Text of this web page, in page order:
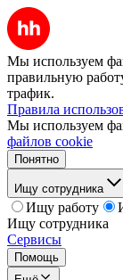
Мы используем
правильную
трафик.
Правила
Мы используем
файлов cookie
Понятно
Ищу сотрудника
Ищу работу
Ищу сотрудника
Сервисы
Помощь